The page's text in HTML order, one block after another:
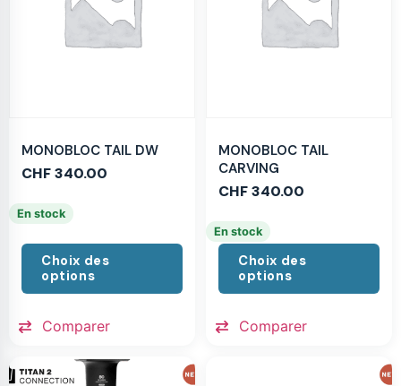
MONOBLOC TAIL DW
CHF340.00
En stock
Choix des
options
Comparer
MONOBLOC TAIL
CARVING
CHF340.00
En stock
Choix des
options
Comparer